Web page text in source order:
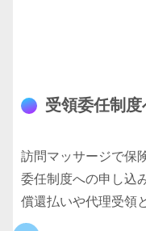
受領委任制
訪問マッサージで保
委任制度への申し込
償還払いや代理受領